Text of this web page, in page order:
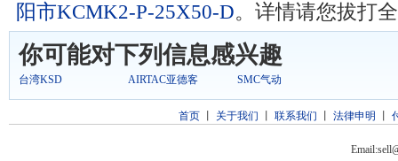
阳市KCMK2-P-25X50-D。详情请您拔打
你可能对下列信息感兴趣
台湾KSD AIRTAC亚德客 SMC气动
首页丨 关于我们 联系我们 法律申明